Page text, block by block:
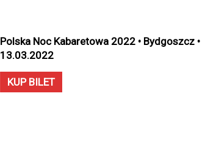
Polska Noc Kabaretowa 2022 • Bydgoszcz •
13.03.2022
KUP BILET